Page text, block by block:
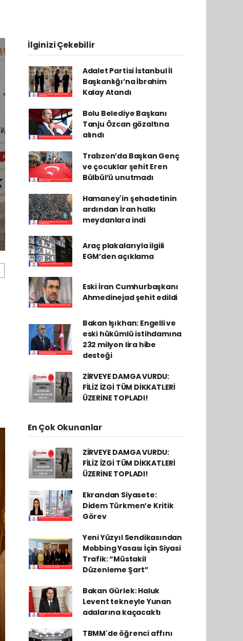
İlginizi Çekebilir
Adalet Partisi İstanbul İl
Başkanlığı’na İbrahim
Kalay Atandı
Bolu Belediye Başkanı
Tanju Özcan gözaltına
alındı
Trabzon’da Başkan Genç
ve çocuklar şehit Eren
Bülbül’ü unutmadı
Hamaney'in şehadetinin
ardından İran halkı
meydanlara indi
Araç plakalarıyla ilgili
EGM’den açıklama
Eski İran Cumhurbaşkanı
Ahmedinejad şehit edildi
Bakan Işıkhan: Engelli ve
eski hükümlü istihdamına
232 milyon lira hibe
desteği
ZİRVEYE DAMGA VURDU:
FİLİZ İZGİ TÜM DİKKATLERİ
ÜZERİNE TOPLADI!
En Çok Okunanlar
ZİRVEYE DAMGA VURDU:
FİLİZ İZGİ TÜM DİKKATLERİ
ÜZERİNE TOPLADI!
Ekrandan Siyasete:
Didem Türkmen’e Kritik
Görev
Yeni Yüzyıl Sendikasından
Mobbing Yasası İçin Siyasi
Trafik: “Müstakil
Düzenleme Şart”
Bakan Gürlek: Haluk
Levent tekneyle Yunan
adalarına kaçacaktı
TBMM'de öğrenci affını